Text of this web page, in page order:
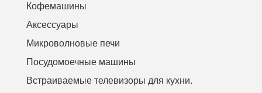
Кофемашины
Аксессуары
Микроволновые печи
Посудомоечные машины
Встраиваемые телевизоры для кухни.